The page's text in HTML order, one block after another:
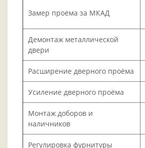
Замер проёма за МКАД
Демонтаж металлической
двери
Расширение дверного проёма
Усиление дверного проёма
Монтаж доборов и
наличников
Регулировка фурнитуры